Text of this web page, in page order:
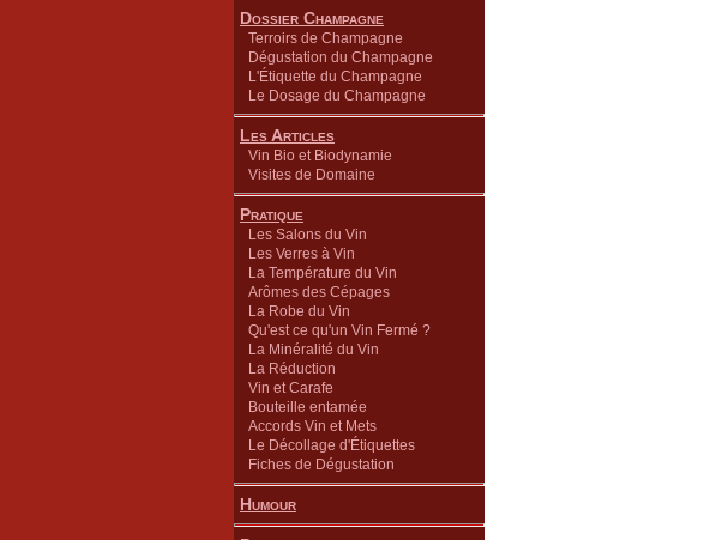
Dossier Champagne
Terroirs de Champagne
Dégustation du Champagne
L'Étiquette du Champagne
Le Dosage du Champagne
Les Articles
Vin Bio et Biodynamie
Visites de Domaine
Pratique
Les Salons du Vin
Les Verres à Vin
La Température du Vin
Arômes des Cépages
La Robe du Vin
Qu'est ce qu'un Vin Fermé ?
La Minéralité du Vin
La Réduction
Vin et Carafe
Bouteille entamée
Accords Vin et Mets
Le Décollage d'Étiquettes
Fiches de Dégustation
Humour